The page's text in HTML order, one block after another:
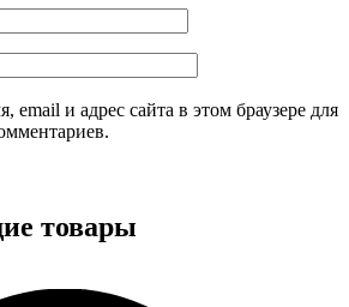
email и адрес сайта в этом браузере для
товары